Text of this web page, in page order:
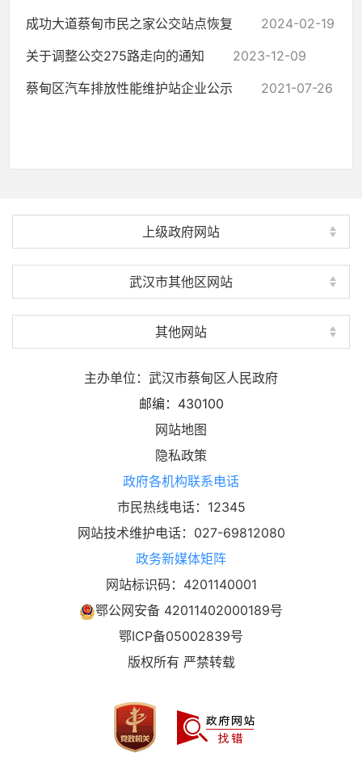
成功大道蔡甸市民之家公交站点恢复
2024-02-19
关于调整公交275路走向的通知
2023-12-09
蔡甸区汽车排放性能维护站企业公示
2021-07-26
上级政府网站
武汉市其他区网站
其他网站
主办单位：武汉市蔡甸区人民政府
邮编：430100
网站地图
隐私政策
政府各机构联系电话
市民热线电话：12345
网站技术维护电话：027-69812080
政务新媒体矩阵
网站标识码：4201140001
鄂公网安备 42011402000189号
鄂ICP备05002839号
版权所有 严禁转载